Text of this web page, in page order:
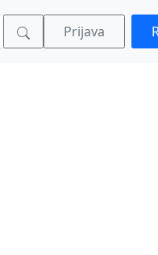
Prijava